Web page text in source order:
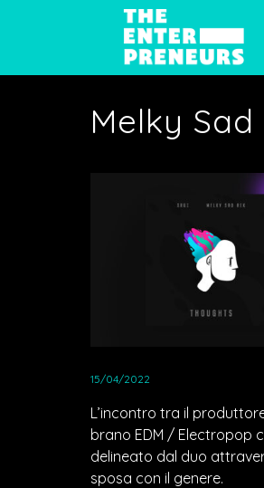
Melky
15/04/2022
L’incontro tra il
brano EDM / Electropop
delineato dal duo
sposa con il genere.